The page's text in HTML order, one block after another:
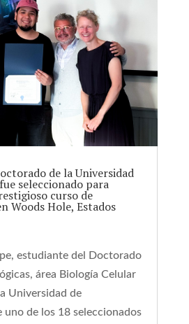
de la Universidad
seleccionado para
curso de
Woods Hole, Estados
estudiante del Doctorado
área Biología Celular
Universidad de
uno de los 18 seleccionados